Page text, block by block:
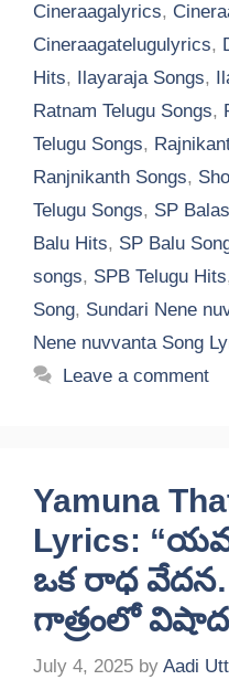
Cineraagalyrics,
Cineraagatelugulyrics,
Hits, Ilayaraja Songs,
Ratnam Telugu Songs,
Telugu Songs,
Ranjnikanth Songs,
Telugu Songs, SP
Balu Hits, SP Balu
songs, SPB Telugu Hits
Song, Sundari Nene
Nene nuvvanta Song
Leave a comment
Yamuna
Lyrics:
ఒక రాధ
గాత్రంలో
July 4, 2025 by Aadi